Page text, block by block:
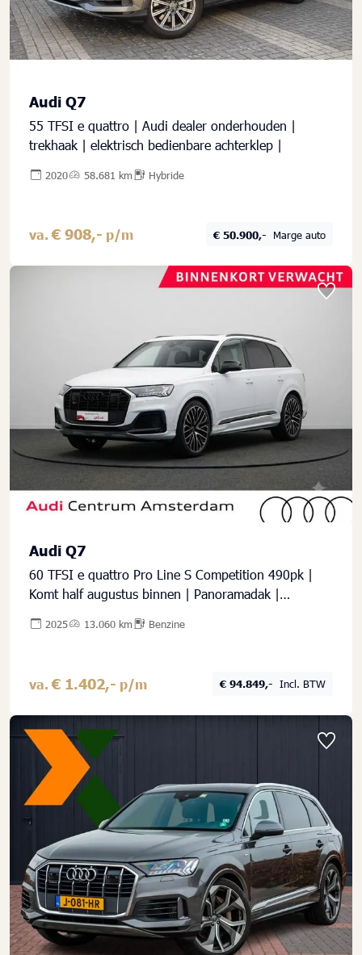
Audi Q7
55 TFSI e quattro | Audi dealer onderhouden |
trekhaak | elektrisch bedienbare achterklep |
2020 58.681 km Hybride
va. € 908,- p/m € 50.900,- Marge auto
Audi Q7
60 TFSI e quattro Pro Line S Competition 490pk |
Komt half augustus binnen | Panoramadak |
voorin | HD-matrix-led, laserlicht | Digitale oled-
2025 13.060 km Benzine
va. € 1.402,- p/m € 94.849,- Incl. BTW